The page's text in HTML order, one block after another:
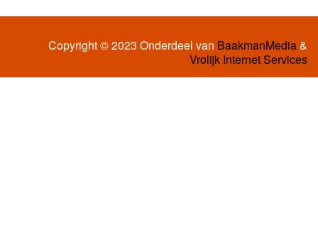
Copyright © 2023 Onderdeel van BaakmanMedia&
Vrolijk Internet Services